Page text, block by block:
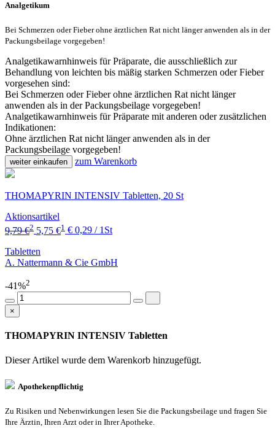
Analgetikum
Bei Schmerzen oder Fieber ohne ärztlichen Rat nicht länger anwenden als in der
Packungsbeilage vorgegeben!
Analgetikawarnhinweis für Präparate, die ausschließlich zur
Behandlung von leichten bis mäßig starken Schmerzen oder Fieber
vorgesehen sind:
Bei Schmerzen oder Fieber ohne ärztlichen Rat nicht länger
anwenden als in der Packungsbeilage vorgegeben!
Analgetikawarnhinweis für Präparate mit anderen oder zusätzlichen
Indikationen:
Ohne ärztlichen Rat nicht länger anwenden als in der
Packungsbeilage vorgegeben!
weiter einkaufen zum Warenkorb
THOMAPYRIN INTENSIV Tabletten, 20 St
Aktionsartikel
9,79 €2 5,75 €1 € 0,29 / 1St
Tabletten
A. Nattermann & Cie GmbH
-41%2
×
THOMAPYRIN INTENSIV Tabletten
Dieser Artikel wurde dem Warenkorb hinzugefügt.
Apothekenpflichtig
Zu Risiken und Nebenwirkungen lesen Sie die Packungsbeilage und fragen Sie
Ihre Ärztin, Ihren Arzt oder in Ihrer Apotheke.